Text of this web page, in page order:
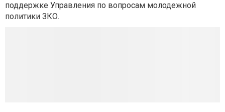
поддержке Управления по вопросам молодежной
политики ЗКО.